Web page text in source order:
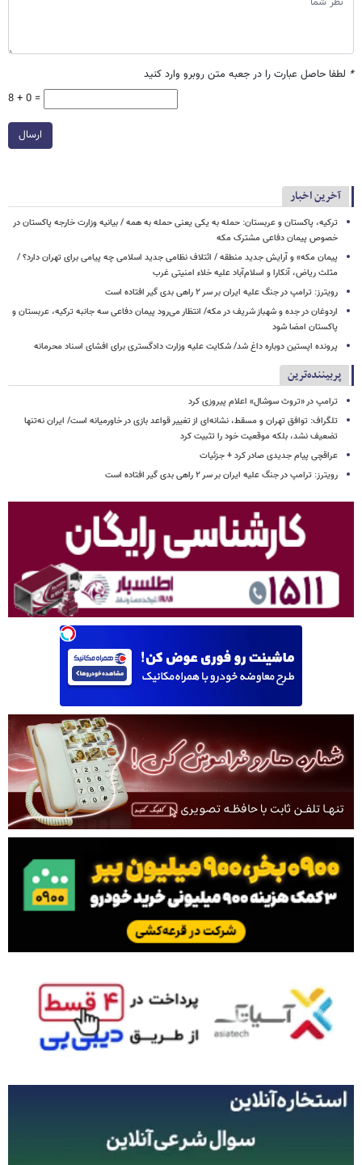
* لطفا حاصل عبارت را در جعبه متن روبرو وارد کنید
8 + 0 =
ارسال
آخرین اخبار
ترکیه، پاکستان و عربستان: حمله به یکی یعنی حمله به همه / بیانیه وزارت خارجه پاکستان در
خصوص پیمان دفاعی مشترک مکه
پیمان مکه» و آرایش جدید منطقه / ائتلاف نظامی جدید اسلامی چه پیامی برای تهران دارد؟ /
مثلث ریاض، آنکارا و اسلام‌آباد علیه خلاء امنیتی غرب
رویترز: ترامپ در جنگ علیه ایران بر سر ۲ راهی بدی گیر افتاده است
اردوغان در جده و شهباز شریف در مکه/ انتظار می‌رود پیمان دفاعی سه جانبه ترکیه، عربستان و
پاکستان امضا شود
پرونده اپستین دوباره داغ شد/ شکایت علیه وزارت دادگستری برای افشای اسناد محرمانه
پربیننده‌ترین
ترامپ در «تروث سوشال» اعلام پیروزی کرد
تلگراف: توافق تهران و مسقط، نشانه‌ای از تغییر قواعد بازی در خاورمیانه است/ ایران نه‌تنها
تضعیف نشد، بلکه موقعیت خود را تثبیت کرد
عراقچی پیام جدیدی صادر کرد + جزئیات
رویترز: ترامپ در جنگ علیه ایران بر سر ۲ راهی بدی گیر افتاده است